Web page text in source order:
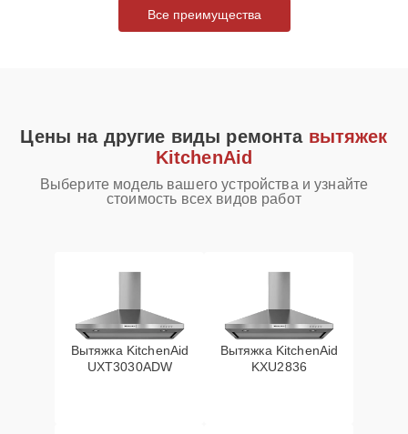
Все преимущества
Цены на другие виды ремонта вытяжек
KitchenAid
Выберите модель вашего устройства и узнайте
стоимость всех видов работ
Вытяжка KitchenAid
UXT3030ADW
Вытяжка KitchenAid
KXU2836